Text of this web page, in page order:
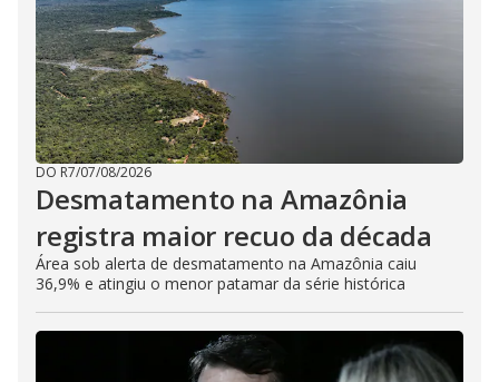
DO R7/07/08/2026
Desmatamento na Amazônia
registra maior recuo da década
Área sob alerta de desmatamento na Amazônia caiu
36,9% e atingiu o menor patamar da série histórica